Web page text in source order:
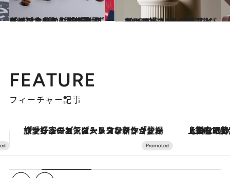
2025.2.6
【バレンタイン2025】スイーツなかのの「自分用チョコ」5選《毎年買わずにはいられない海塩＆オリーブオイル入りの絶品も！》
グルメ 2025.2.1
チョコ好き3名が厳選！ 2025バレンタインに選びたいチョコレート&スイーツ16選
グルメ
FEATURE
フィーチャー記事
【銀座で出合う最旬美容】美髪ケアや上質な眠り…セルフケアのアップデートから、特別な名入れギフトまで。大人のための「ReFa GINZA」クルーズ